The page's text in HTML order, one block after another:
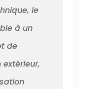
le
à un
de